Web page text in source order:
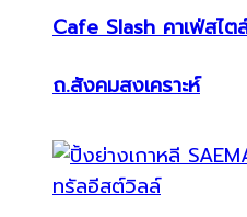
Cafe Slash คาเฟ่สไ
ถ.สังคมสงเคราะห์